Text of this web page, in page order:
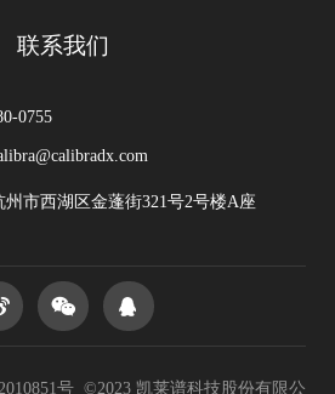
联系我们
0755
市西湖区金蓬街321号2号楼A座
号 ©2023 凯莱谱科技股份有限公